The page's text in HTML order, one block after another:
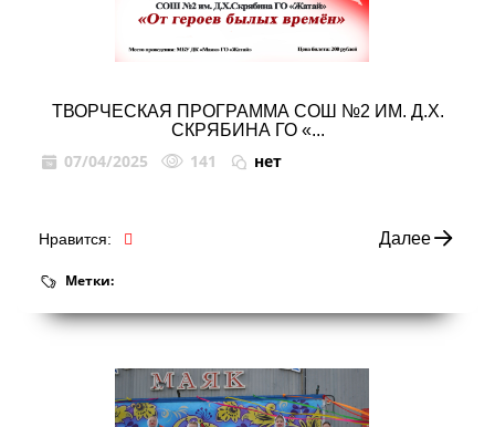
ТВОРЧЕСКАЯ ПРОГРАММА СОШ №2 ИМ. Д.Х.
СКРЯБИНА ГО «...
07/04/2025 141 нет
Нравится: Далее
Метки: